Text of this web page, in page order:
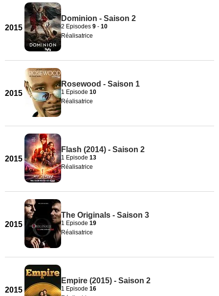
2015
Dominion - Saison 2
2 Episodes 9 - 10
Réalisatrice
2015
Rosewood - Saison 1
1 Episode 10
Réalisatrice
2015
Flash (2014) - Saison 2
1 Episode 13
Réalisatrice
2015
The Originals - Saison 3
1 Episode 19
Réalisatrice
2015
Empire (2015) - Saison 2
1 Episode 16